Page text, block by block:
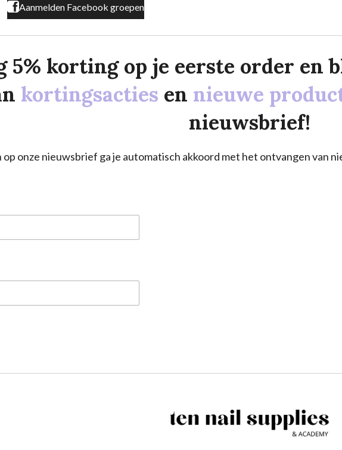
Aanmelden Facebook groepen
5% korting op je eerste order en
kortingsacties en nieuwe
nieuwsbrief!
op onze nieuwsbrief ga je automatisch akkoord met het ontvangen van